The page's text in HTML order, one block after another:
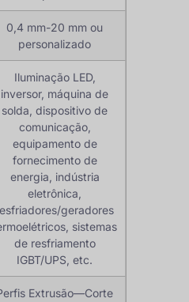
0,4 mm-20 mm ou
personalizado
Iluminação LED,
inversor, máquina de
solda, dispositivo de
comunicação,
equipamento de
fornecimento de
energia, indústria
eletrônica,
geradores
sistemas
de resfriamento
IGBT/UPS, etc.
Extrusão—Corte